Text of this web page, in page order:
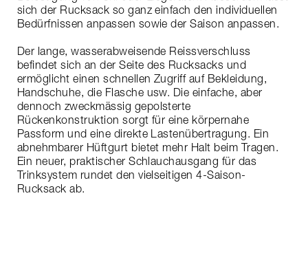
sich der Rucksack so ganz einfach den individuellen
Bedürfnissen anpassen sowie der Saison anpassen.
Der lange, wasserabweisende Reissverschluss
befindet sich an der Seite des Rucksacks und
ermöglicht einen schnellen Zugriff auf Bekleidung,
Handschuhe, die Flasche usw. Die einfache, aber
dennoch zweckmässig gepolsterte
Rückenkonstruktion sorgt für eine körpernahe
Passform und eine direkte Lastenübertragung. Ein
abnehmbarer Hüftgurt bietet mehr Halt beim Tragen.
Ein neuer, praktischer Schlauchausgang für das
Trinksystem rundet den vielseitigen 4-Saison-
Rucksack ab.